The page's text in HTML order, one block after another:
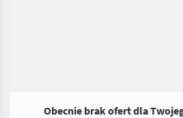
Obecnie brak ofert dla